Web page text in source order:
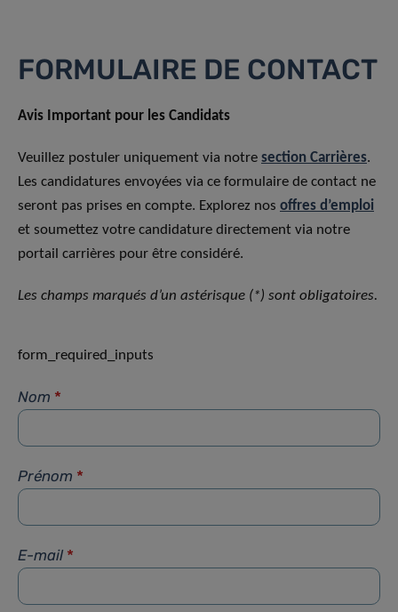
FORMULAIRE DE CONTACT
Avis Important pour les Candidats
Veuillez postuler uniquement via notre section Carrières.
Les candidatures envoyées via ce formulaire de contact ne
seront pas prises en compte. Explorez nos offres d’emploi
et soumettez votre candidature directement via notre
portail carrières pour être considéré.
Les champs marqués d’un astérisque (*) sont obligatoires.
form_required_inputs
Nom *
Prénom *
E-mail *